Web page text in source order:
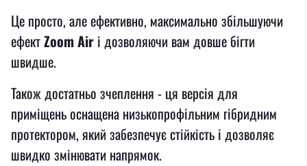
Це просто, але ефективно, максимально збільшуючи
ефектZoom Air і дозволяючи вам довше бігти
швидше.
Також достатньо зчеплення - ця версія для
приміщень оснащена низькопрофільним гібридним
протектором, який забезпечує стійкість і дозволяє
швидко змінювати напрямок.